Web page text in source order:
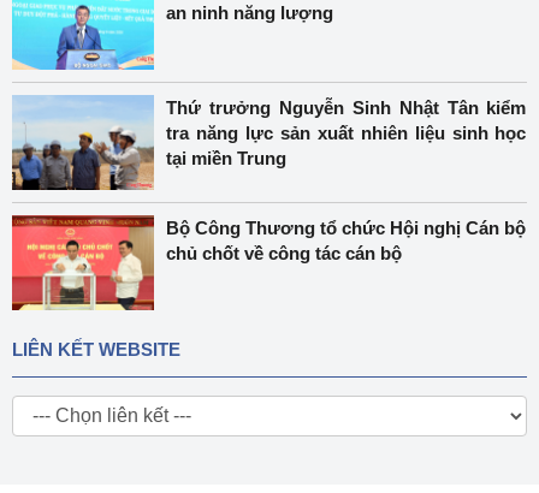
an ninh năng lượng
Thứ trưởng Nguyễn Sinh Nhật Tân kiểm
tra năng lực sản xuất nhiên liệu sinh học
tại miền Trung
Bộ Công Thương tổ chức Hội nghị Cán bộ
chủ chốt về công tác cán bộ
LIÊN KẾT WEBSITE